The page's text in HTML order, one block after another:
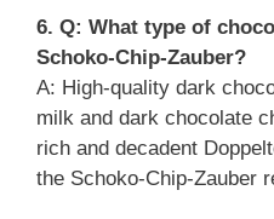
6. Q: What type of
Schoko-Chip-Zauber?
A: High-quality dark
milk and dark chocolate
rich and decadent
the Schoko-Chip-Zauber